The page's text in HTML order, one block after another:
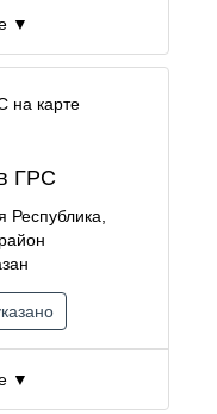
▼
▼
ГРС
Республика,